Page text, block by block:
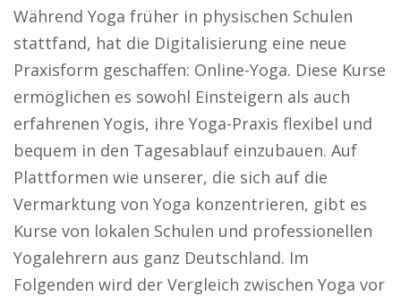
Während Yoga früher in physischen Schulen
stattfand, hat die Digitalisierung eine neue
Praxisform geschaffen: Online-Yoga. Diese Kurse
ermöglichen es sowohl Einsteigern als auch
erfahrenen Yogis, ihre Yoga-Praxis flexibel und
bequem in den Tagesablauf einzubauen. Auf
Plattformen wie unserer, die sich auf die
Vermarktung von Yoga konzentrieren, gibt es
Kurse von lokalen Schulen und professionellen
Yogalehrern aus ganz Deutschland. Im
Folgenden wird der Vergleich zwischen Yoga vor